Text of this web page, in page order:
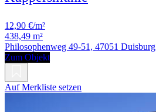
12,90 €/m²
438,49 m²
Philosophenweg 49-51, 47051 Duisburg
Zum Objekt
Auf Merkliste setzen